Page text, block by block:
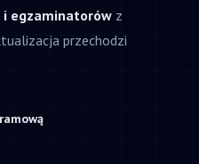
i egzaminatorów z
przechodzi